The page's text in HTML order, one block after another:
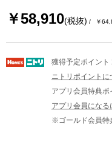
￥58,910(税抜) ￥
獲得予定ポイント
ニトリポイントに
アプリ会員特典
アプリ会員になる
※ゴールド会員特